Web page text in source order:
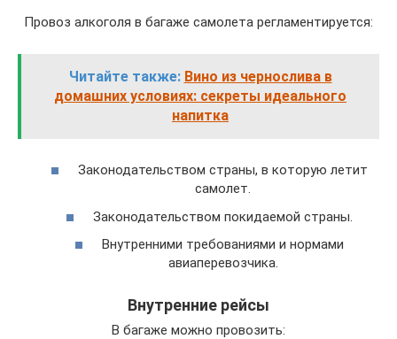
Провоз алкоголя в багаже самолета регламентируется:
Читайте также: Вино из чернослива в
домашних условиях: секреты идеального
напитка
Законодательством страны, в которую летит
самолет.
Законодательством покидаемой страны.
Внутренними требованиями и нормами
авиаперевозчика.
Внутренние рейсы
В багаже можно провозить: